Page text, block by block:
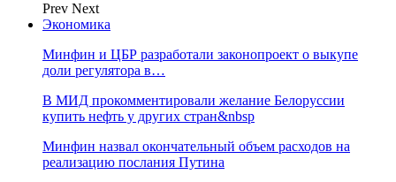
Prev Next
Экономика
Минфин и ЦБР разработали законопроект о выкупе
доли регулятора в…
В МИД прокомментировали желание Белоруссии
купить нефть у других стран&nbsp
Минфин назвал окончательный объем расходов на
реализацию послания Путина